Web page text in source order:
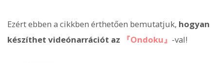
Ezért ebben a cikkben érthetően bemutatjuk, hogyan
készíthet videónarrációt az
『Ondoku』 -val!